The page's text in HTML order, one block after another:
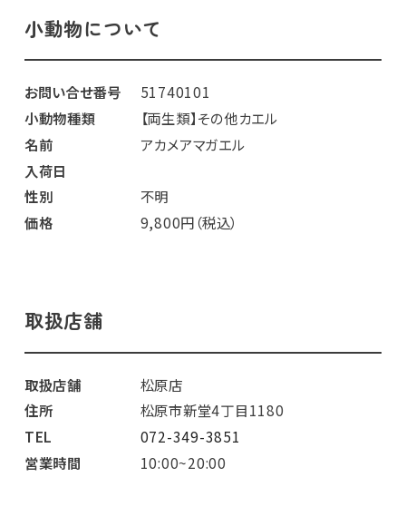
小動物について
お問い合せ番号
51740101
小動物種類
【両生類】その他カエル
名前
アカメアマガエル
入荷日
性別
不明
価格
9,800円（税込）
取扱店舗
取扱店舗
松原店
住所
松原市新堂4丁目1180
TEL
072-349-3851
営業時間
10:00~20:00